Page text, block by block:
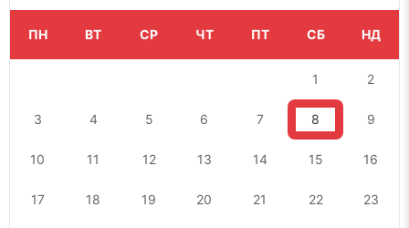
ПН ВТ СР ЧТ ПТ СБ НД
1 2
3 4 5 6 7 8 9
10 11 12 13 14 15 16
17 18 19 20 21 22 23